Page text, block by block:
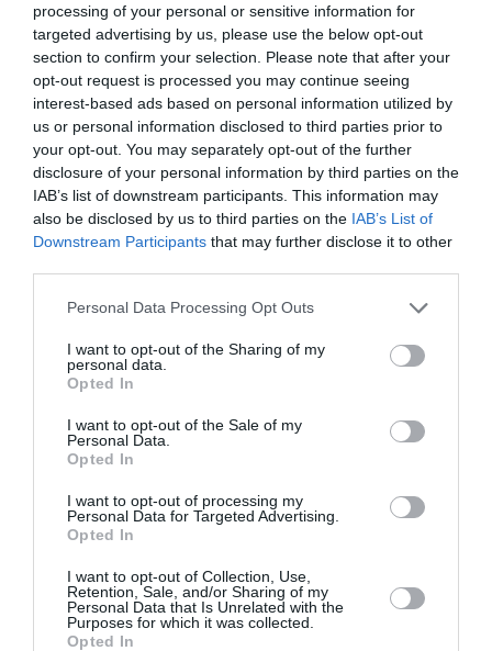
processing of your personal or sensitive information for
targeted advertising by us, please use the below opt-out
section to confirm your selection. Please note that after your
opt-out request is processed you may continue seeing
interest-based ads based on personal information utilized by
us or personal information disclosed to third parties prior to
your opt-out. You may separately opt-out of the further
disclosure of your personal information by third parties on the
IAB’s list of downstream participants. This information may
also be disclosed by us to third parties on the IAB’s List of
Downstream Participants that may further disclose it to other
Personal Data Processing Opt Outs
I want to opt-out of the Sharing of my
personal data.
Opted In
I want to opt-out of the Sale of my
Personal Data.
Opted In
I want to opt-out of processing my
Personal Data for Targeted Advertising.
Opted In
I want to opt-out of Collection, Use,
Retention, Sale, and/or Sharing of my
Personal Data that Is Unrelated with the
Purposes for which it was collected.
Opted In
FSI, το τοπ C-ASSY και τη φούστα O-SSIDO, σε
μια εμφάνιση που ισορροπεί ανάμεσα στη
σκηνική λάμψη και το edgy DNA του οίκου.
ADVERTISEMENT - CONTINUE READING BELOW
RELATED STORY
Diesel: Behind the Denim – Μια βαθιά
ματιά στην κυκλικότητα του denim